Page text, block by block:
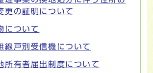
更の証明について
について
線戸別受信機について
所有者届出制度について